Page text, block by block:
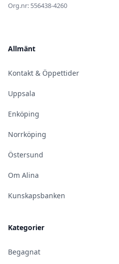
Org.nr: 556438-4260
Allmänt
Kontakt & Öppettider
Uppsala
Enköping
Norrköping
Östersund
Om Alina
Kunskapsbanken
Kategorier
Begagnat